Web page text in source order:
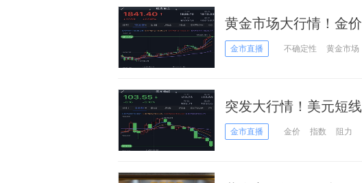
黄金市场大行情！金
市场聚焦美联储纪要
金市直播 不确定性 黄金市场
突发大行情！美元短
美元 黄金多头盼确认
金市直播 金价 指数 阻力